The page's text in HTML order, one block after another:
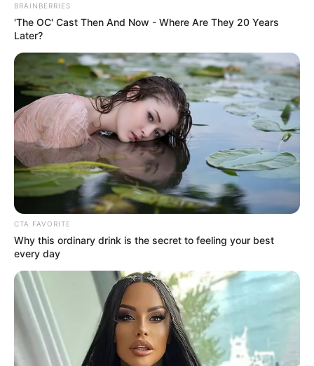
BRAINBERRIES
'The OC' Cast Then And Now - Where Are They 20 Years
Later?
CTA FAVORITE
Why this ordinary drink is the secret to feeling your best
every day